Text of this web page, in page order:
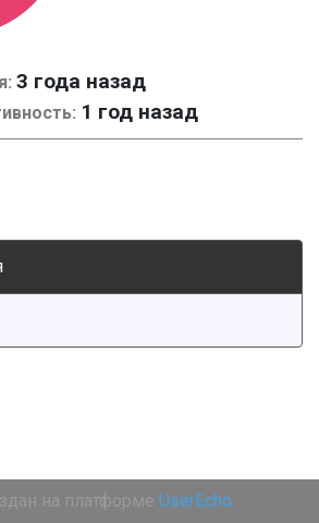
3 года назад
1 год назад
на платформе UserEcho